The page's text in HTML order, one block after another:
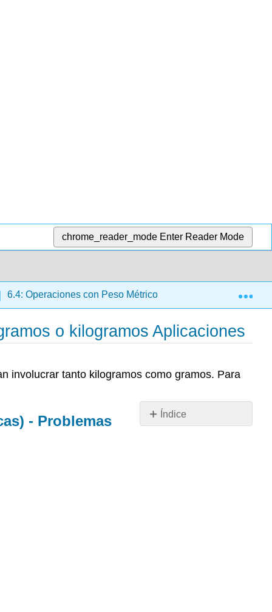
chrome_reader_mode Enter Reader Mode
6.4: Operaciones con Peso Métrico 6.4.5:
o kilogramos Aplicaciones
Índice
involucrar tanto kilogramos como gramos. Para
- Problemas